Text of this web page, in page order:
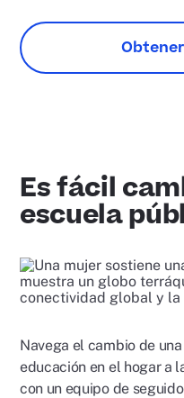
Es fácil
escuela
Navega el cambio de
educación en el hogar a
con un equipo de